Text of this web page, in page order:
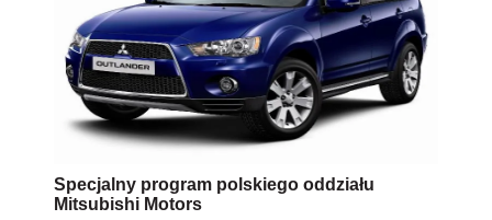
Specjalny program polskiego oddziału
Mitsubishi Motors